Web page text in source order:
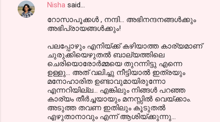
Nisha said…
റോസാപൂക്കള്‍ , നന്ദി... അഭിനന്ദനങ്ങള്‍ക്കും
അഭിപ്രായങ്ങള്‍ക്കും!
പലപ്പോഴും എനിയ്ക്ക് കഴിയാത്ത കാര്യമാണ്
ചുരുക്കിയെഴുതല്‍ ബാല്യത്തിലെ
ചെരിയൊരോര്‍മ്മയെ തുറന്നിട്ടു എന്നെ
ഉള്ളു... അത് വലിച്ചു നീട്ടിയാല്‍ ഇത്രയും
മനോഹാരിത ഉണ്ടാവുമായിരുന്നോ
എന്നറിയില്ല... എങ്കിലും നിങ്ങള്‍ പറഞ്ഞ
കാര്യം തീര്‍ച്ചയായും മനസ്സില്‍ വെയ്ക്കാം.
അടുത്ത തവണ ഇതിലും കൂടുതല്‍
എഴുതാനാവും എന്ന് ആശിയ്ക്കുന്നു...